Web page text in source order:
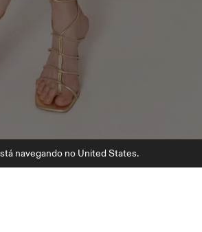
navegando no United States.